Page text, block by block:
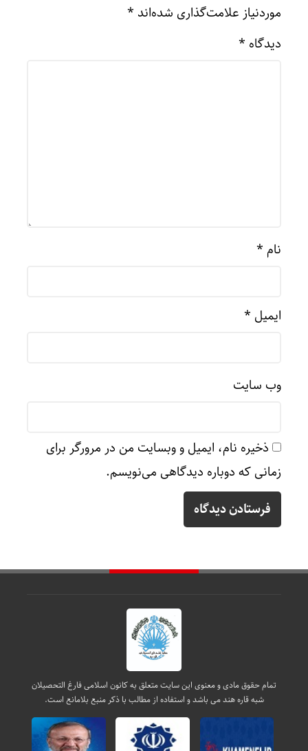
موردنیاز علامت‌گذاری شده‌اند *
دیدگاه *
نام *
ایمیل *
وب‌ سایت
ذخیره نام، ایمیل و وبسایت من در مرورگر برای
زمانی که دوباره دیدگاهی می‌نویسم.
تمام حقوق مادی و معنوی این سایت متعلق به کانون اسلامی فارغ التحصیلان
شبه قاره هند می باشد و استفاده از مطالب با ذکر منبع بلامانع است.